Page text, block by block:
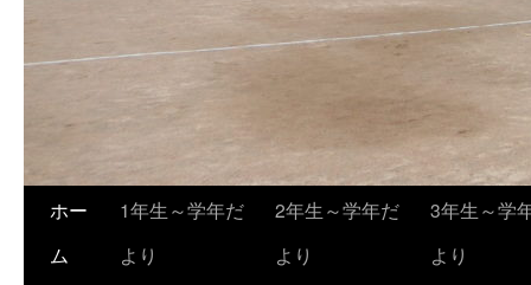
ホー
ム
1年生～学年だ
より
2年生～学年だ
より
3年生～学
より